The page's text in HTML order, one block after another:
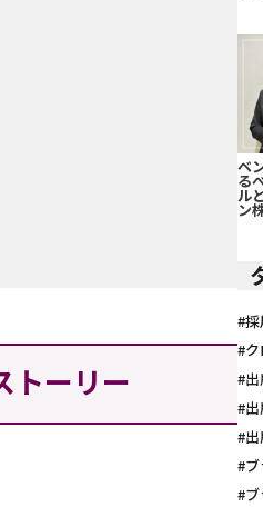
トーリー
ベ
る
ル
ン
#採
#
#
#
#
#
#